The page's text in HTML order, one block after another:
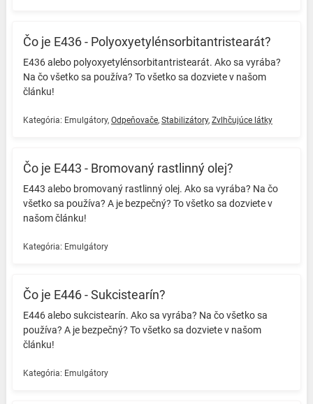
Čo je E436 - Polyoxyetylénsorbitantristearát?
E436 alebo polyoxyetylénsorbitantristearát. Ako sa vyrába?
Na čo všetko sa používa? To všetko sa dozviete v našom
článku! ️
Kategória: Emulgátory, Odpeňovače, Stabilizátory, Zvlhčujúce látky
Čo je E443 - Bromovaný rastlinný olej?
E443 alebo bromovaný rastlinný olej. Ako sa vyrába? Na čo
všetko sa používa? A je bezpečný? To všetko sa dozviete v
našom článku! ️
Kategória: Emulgátory
Čo je E446 - Sukcistearín?
E446 alebo sukcistearín. Ako sa vyrába? Na čo všetko sa
používa? A je bezpečný? To všetko sa dozviete v našom
článku! ️
Kategória: Emulgátory